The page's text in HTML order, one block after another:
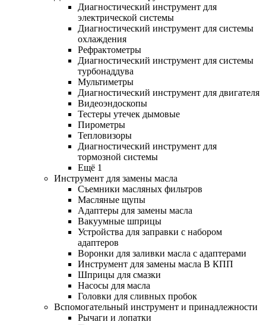
Диагностический инструмент для
электрической системы
Диагностический инструмент для системы
охлаждения
Рефрактометры
Диагностический инструмент для системы
турбонаддува
Мультиметры
Диагностический инструмент для двигателя
Видеоэндоскопы
Тестеры утечек дымовые
Пирометры
Тепловизоры
Диагностический инструмент для
тормозной системы
Ещё 1
Инструмент для замены масла
Съемники масляных фильтров
Масляные щупы
Адаптеры для замены масла
Вакуумные шприцы
Устройства для заправки с набором
адаптеров
Воронки для заливки масла с адаптерами
Инструмент для замены масла В КПП
Шприцы для смазки
Насосы для масла
Головки для сливных пробок
Вспомогательный инструмент и принадлежности
Рычаги и лопатки